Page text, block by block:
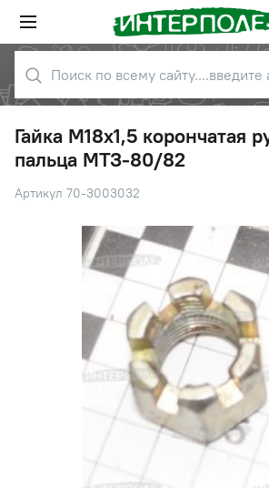
Гайка М18х1,5 корончатая
пальца МТЗ-80/82
Артикул 70-3003032